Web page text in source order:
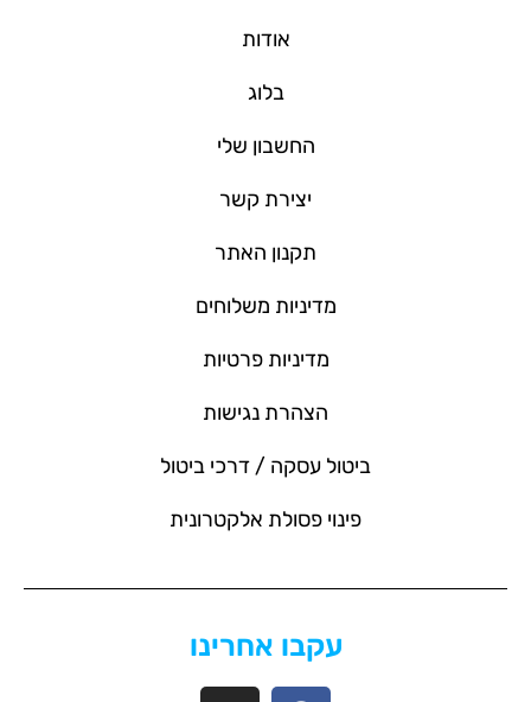
אודות
בלוג
החשבון שלי
יצירת קשר
תקנון האתר
מדיניות משלוחים
מדיניות פרטיות
הצהרת נגישות
ביטול עסקה / דרכי ביטול
פינוי פסולת אלקטרונית
עקבו אחרינו